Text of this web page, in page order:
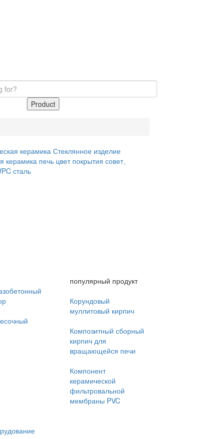
Product
керамикаСтеклянное изделие
керамика печь цвет покрытия совет、
сталь
популярный продукт
Корундовый
муллитовый кирпич
Композитный сборный
кирпич для
вращающейся печи
Компонент
керамической
фильтровальной
мембраны PVC